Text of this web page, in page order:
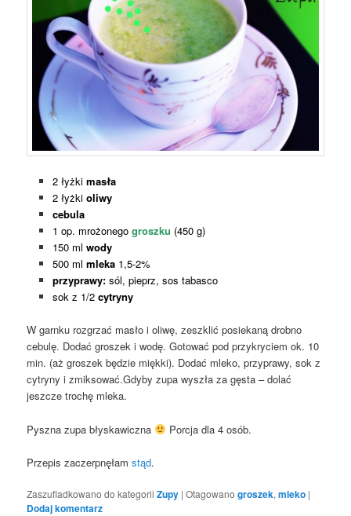
2 łyżki masła
2 łyżki oliwy
cebula
1 op. mrożonego groszku (450 g)
150 ml wody
500 ml mleka1,5-2%
przyprawy:sól, pieprz, sos tabasco
sok z 1/2 cytryny
W garnku rozgrzać masło i oliwę, zeszklić posiekaną drobno
cebulę. Dodać groszek i wodę. Gotować pod przykryciem ok. 10
min. (aż groszek będzie miękki). Dodać mleko, przyprawy, sok z
cytryny i zmiksować.Gdyby zupa wyszła za gęsta – dolać
jeszcze trochę mleka.
Pyszna zupa błyskawiczna Porcja dla 4 osób.
Przepis zaczerpnęłamstąd.
Zaszufladkowano do kategorii Zupy |Otagowano groszek,mleko |
Dodaj komentarz